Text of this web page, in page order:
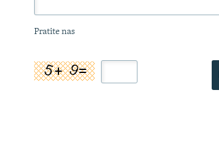
Pratite nas